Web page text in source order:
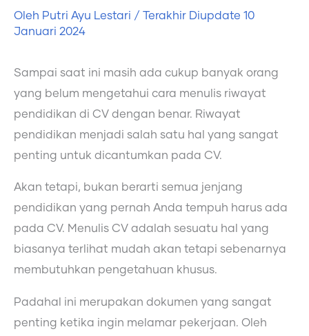
Oleh Putri Ayu Lestari / Terakhir Diupdate 10
Januari 2024
Sampai saat ini masih ada cukup banyak orang
yang belum mengetahui cara menulis riwayat
pendidikan di CV dengan benar. Riwayat
pendidikan menjadi salah satu hal yang sangat
penting untuk dicantumkan pada CV.
Akan tetapi, bukan berarti semua jenjang
pendidikan yang pernah Anda tempuh harus ada
pada CV. Menulis CV adalah sesuatu hal yang
biasanya terlihat mudah akan tetapi sebenarnya
membutuhkan pengetahuan khusus.
Padahal ini merupakan dokumen yang sangat
penting ketika ingin melamar pekerjaan. Oleh